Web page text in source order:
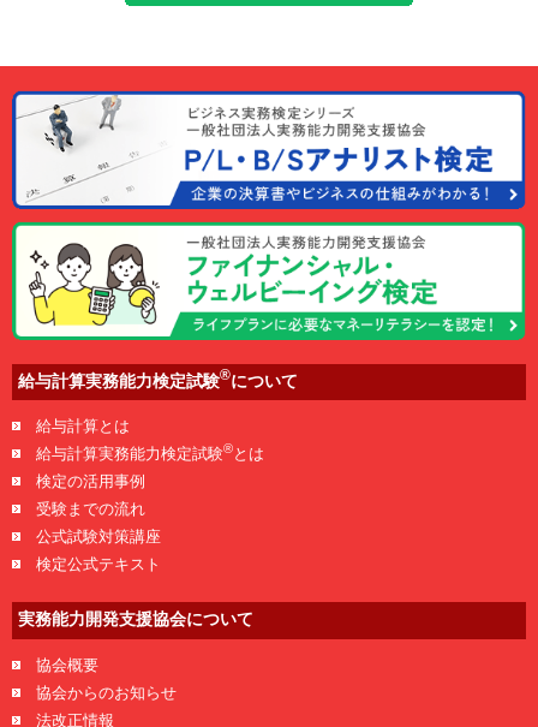
給与計算実務能力検定試験®について
給与計算とは
給与計算実務能力検定試験®とは
検定の活用事例
受験までの流れ
公式試験対策講座
検定公式テキスト
実務能力開発支援協会について
協会概要
協会からのお知らせ
法改正情報